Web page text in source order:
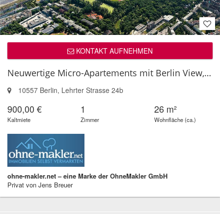
KONTAKT AUFNEHMEN
Neuwertige Micro-Apartements mit Berlin View, Berlin-Mitte
10557 Berlin, Lehrter Strasse 24b
900,00 €
Kaltmiete
1
Zimmer
26 m²
Wohnfläche (ca.)
ohne-makler.net – eine Marke der OhneMakler GmbH
Privat von Jens Breuer